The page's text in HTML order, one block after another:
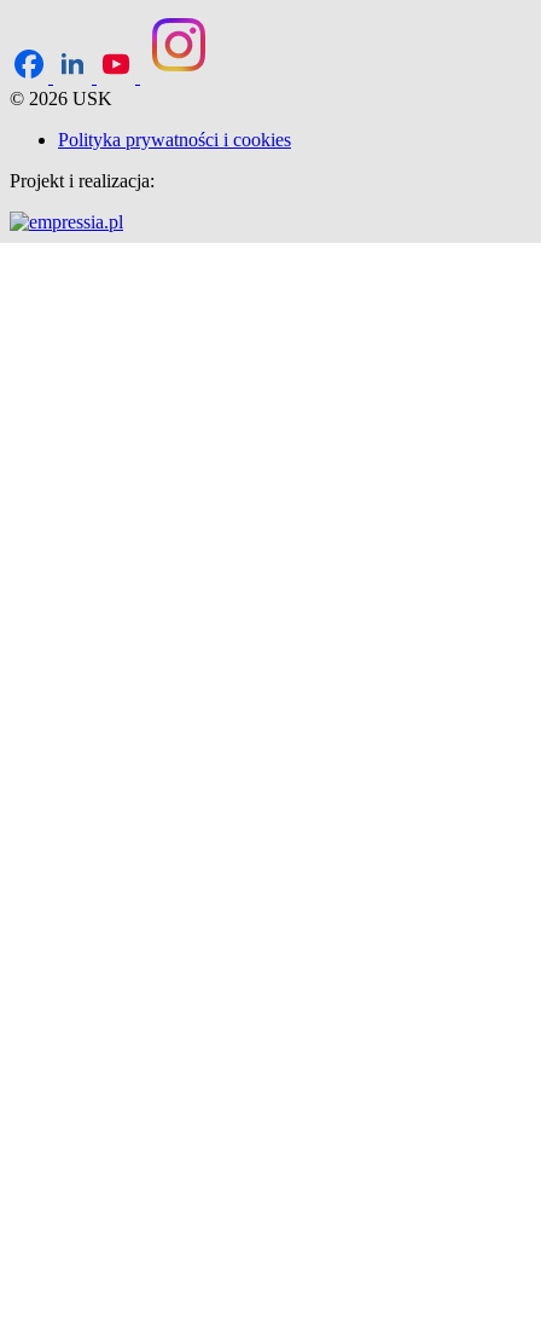
© 2026 USK
Polityka prywatności i cookies
Projekt i realizacja: